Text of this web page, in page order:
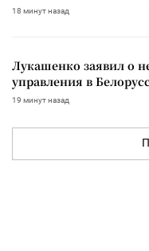
18 минут назад
Лукашенко заявил о
управления в
19 минут назад